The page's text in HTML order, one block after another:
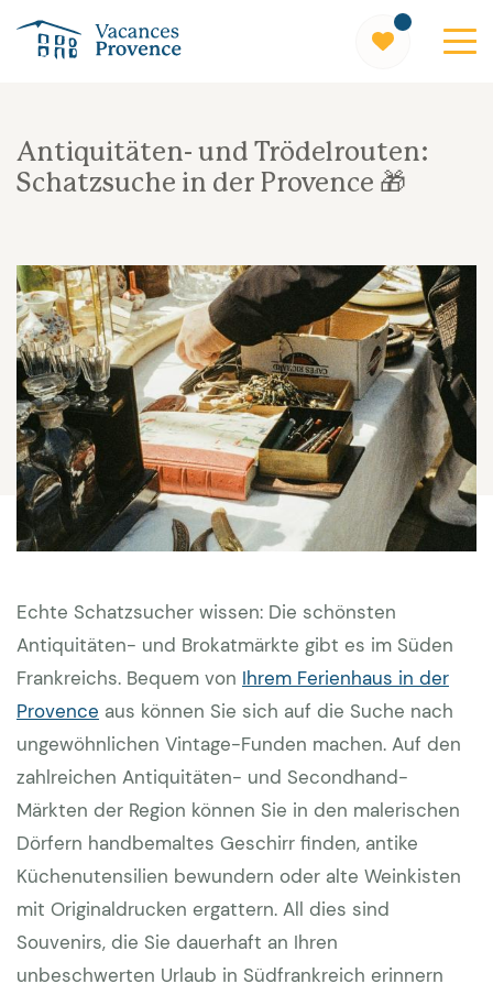
Antiquitäten- und Trödelrouten:
Schatzsuche in der Provence 🎁
Echte Schatzsucher wissen: Die schönsten
Antiquitäten- und Brokatmärkte gibt es im Süden
Frankreichs. Bequem von Ihrem Ferienhaus in der
Provence aus können Sie sich auf die Suche nach
ungewöhnlichen Vintage-Funden machen. Auf den
zahlreichen Antiquitäten- und Secondhand-
Märkten der Region können Sie in den malerischen
Dörfern handbemaltes Geschirr finden, antike
Küchenutensilien bewundern oder alte Weinkisten
mit Originaldrucken ergattern. All dies sind
Souvenirs, die Sie dauerhaft an Ihren
unbeschwerten Urlaub in Südfrankreich erinnern